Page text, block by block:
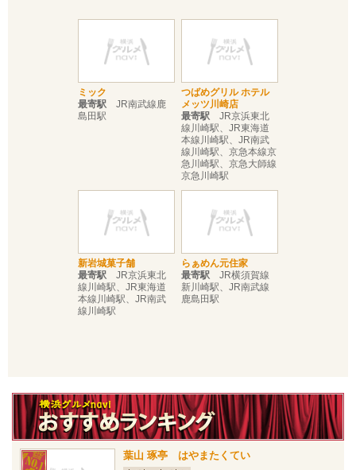
ミック
最寄駅 JR南武線鹿
島田駅
つばめグリル ホテル
メッツ川崎店
最寄駅 JR京浜東北
線川崎駅、JR東海道
本線川崎駅、JR南武
線川崎駅、京急本線京
急川崎駅、京急大師線
京急川崎駅
新岩城菓子舗
最寄駅 JR京浜東北
線川崎駅、JR東海道
本線川崎駅、JR南武
線川崎駅
らぁめん元住家
最寄駅 JR横須賀線
新川崎駅、JR南武線
鹿島田駅
葉山 琢亭 はやまたくてい